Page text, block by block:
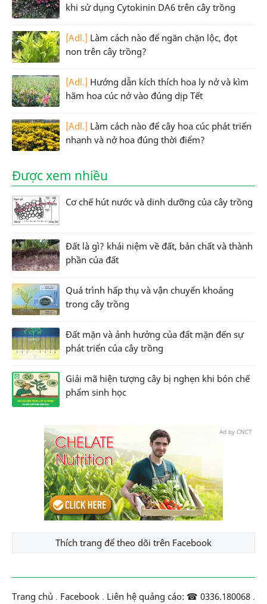
khi sử dụng Cytokinin DA6 trên cây trồng
[Adl.] Làm cách nào để ngăn chặn lộc, đọt
non trên cây trồng?
[Adl.] Hướng dẫn kích thích hoa ly nở và kìm
hãm hoa cúc nở vào đúng dịp Tết
[Adl.] Làm cách nào để cây hoa cúc phát triển
nhanh và nở hoa đúng thời điểm?
Được xem nhiều
Cơ chế hút nước và dinh dưỡng của cây trồng
Đất là gì? khái niệm về đất, bản chất và thành
phần của đất
Quá trình hấp thụ và vận chuyển khoáng
trong cây trồng
Đất mặn và ảnh hưởng của đất mặn đến sự
phát triển của cây trồng
Giải mã hiện tượng cây bị nghẹn khi bón chế
phẩm sinh học
Ad by CNCT
Thích trang để theo dõi trên Facebook
Trang chủ . Facebook . Liên hệ quảng cáo: ☎ 0336.180068 .